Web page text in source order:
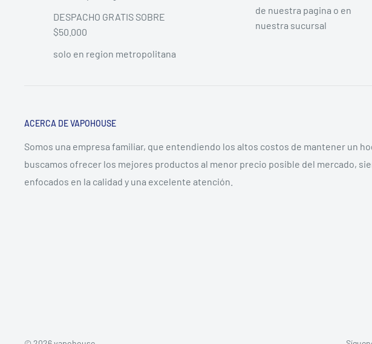
DESPACHO GRATIS SOBRE
$50.000
solo en region metropolitana
de nuestra pagina o en
nuestra sucursal
ACERCA DE VAPOHOUSE
Somos una empresa familiar, que entendiendo los altos costos de mantener un
buscamos ofrecer los mejores productos al menor precio posible del mercado,
enfocados en la calidad y una excelente atención.